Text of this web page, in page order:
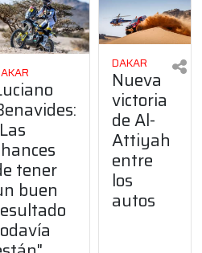
tener
buen
DAKAR
Nueva
victoria
de Al-
Attiyah
entre
los
autos